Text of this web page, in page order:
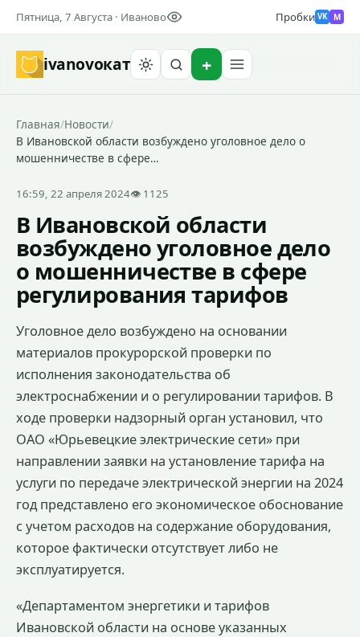
Пятница, 7 Августа · Иваново Пробки VK M
ivanovoкат
Главная/Новости/
В Ивановской области возбуждено уголовное дело о
мошенничестве в сфере…
16:59, 22 апреля 2024👁 1125
В Ивановской области
возбуждено уголовное дело
о мошенничестве в сфере
регулирования тарифов
Уголовное дело возбуждено на основании
материалов прокурорской проверки по
исполнения законодательства об
электроснабжении и о регулировании тарифов. В
ходе проверки надзорный орган установил, что
ОАО «Юрьевецкие электрические сети» при
направлении заявки на установление тарифа на
услуги по передаче электрической энергии на 2024
год представлено его экономическое обоснование
с учетом расходов на содержание оборудования,
которое фактически отсутствует либо не
эксплуатируется.
«Департаментом энергетики и тарифов
Ивановской области на основе указанных